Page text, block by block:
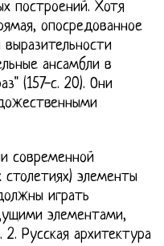
построений. Хотя
опосредованное
ансамбли в
(157-с. 20). Они
современной
элементы
играть
элементами,
Русская архитектура